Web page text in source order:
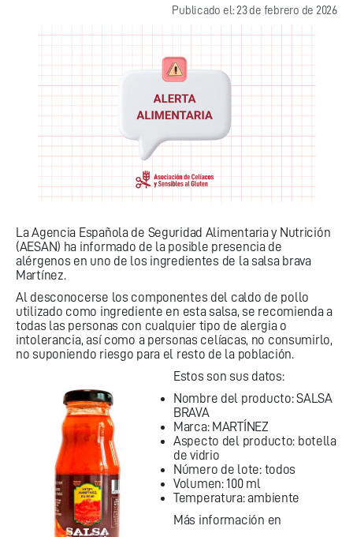
Publicado el: 23 de febrero de 2026
La Agencia Española de Seguridad Alimentaria y Nutrición
(AESAN) ha informado de la posible presencia de
alérgenos en uno de los ingredientes de la salsa brava
Martínez.
Al desconocerse los componentes del caldo de pollo
utilizado como ingrediente en esta salsa, se recomienda a
todas las personas con cualquier tipo de alergia o
intolerancia, así como a personas celíacas, no consumirlo,
no suponiendo riesgo para el resto de la población.
Estos son sus datos:
Nombre del producto: SALSA
BRAVA
Marca: MARTÍNEZ
Aspecto del producto: botella
de vidrio
Número de lote: todos
Volumen: 100 ml
Temperatura: ambiente
Más información en